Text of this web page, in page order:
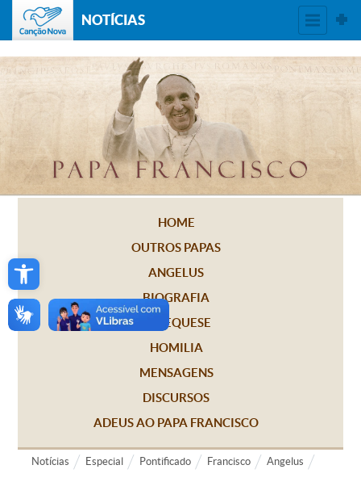
Open toolbar
NOTÍCIAS
HOME
OUTROS PAPAS
ANGELUS
BIOGRAFIA
CATEQUESE
HOMILIA
MENSAGENS
DISCURSOS
ADEUS AO PAPA FRANCISCO
Notícias Especial Pontificado Francisco Angelus